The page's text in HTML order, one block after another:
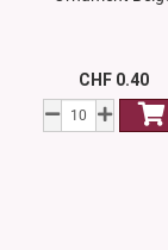
CHF 0.40